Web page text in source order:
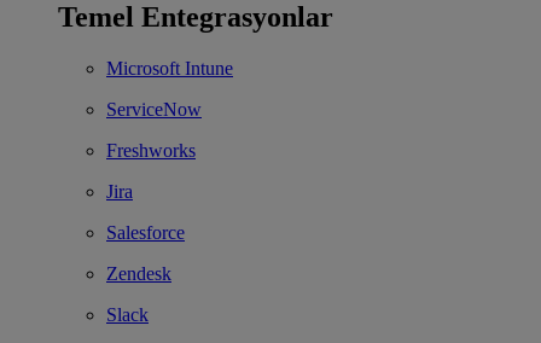
Temel Entegrasyonlar
Microsoft Intune
ServiceNow
Freshworks
Jira
Salesforce
Zendesk
Slack